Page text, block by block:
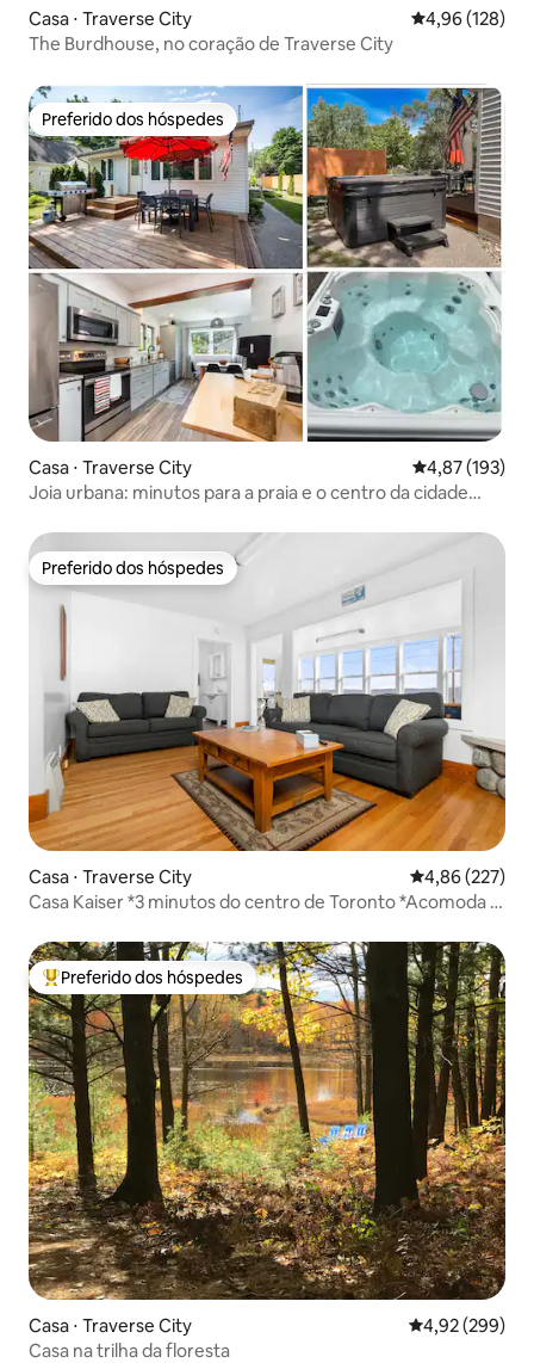
Casa ⋅ Traverse City 4,96 de uma
4,96 (128)
The Burdhouse, no coração de Traverse City
Preferido dos hóspedes
Preferido dos hóspedes
Casa ⋅ Traverse City 4,87 de uma
4,87 (193)
Joia urbana: minutos para a praia e o centro da cidade
Preferido dos hóspedes
Preferido dos hóspedes
Casa ⋅ Traverse City 4,86 de uma
4,86 (227)
Casa Kaiser *3 minutos do centro de Toronto *Acomoda 8
Entre os melhores preferidos dos hóspedes
Preferido dos hóspedes
Casa ⋅ Traverse City 4,92 de uma
4,92 (299)
Casa na trilha da floresta